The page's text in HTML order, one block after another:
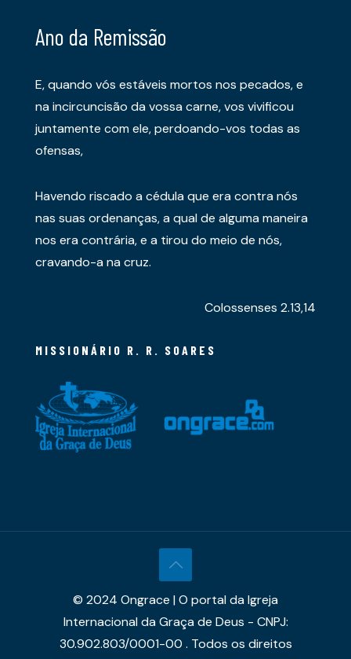
Ano da Remissão
E, quando vós estáveis mortos nos pecados, e
na incircuncisão da vossa carne, vos vivificou
juntamente com ele, perdoando-vos todas as
ofensas,
Havendo riscado a cédula que era contra nós
nas suas ordenanças, a qual de alguma maneira
nos era contrária, e a tirou do meio de nós,
cravando-a na cruz.
Colossenses 2.13,14
MISSIONÁRIO R. R. SOARES
© 2024 Ongrace | O portal da Igreja
Internacional da Graça de Deus - CNPJ:
30.902.803/0001-00 . Todos os direitos